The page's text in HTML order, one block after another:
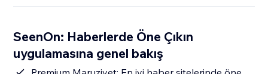
SeenOn: Haberlerde Öne Çıkın
uygulamasına genel bakış